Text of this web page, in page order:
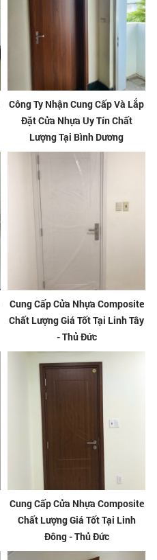
Công Ty Nhận Cung Cấp Và Lắp
Đặt Cửa Nhựa Uy Tín Chất
Lượng Tại Bình Dương
Cung Cấp Cửa Nhựa Composite
Chất Lượng Giá Tốt Tại Linh Tây
- Thủ Đức
Cung Cấp Cửa Nhựa Composite
Chất Lượng Giá Tốt Tại Linh
Đông - Thủ Đức